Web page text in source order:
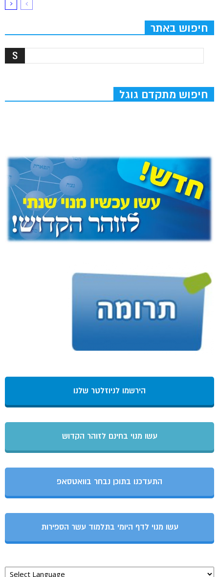
חיפוש באתר
חיפוש מתקדם גוגל
הירשמו לניוזלטר שלנו
עשו מנוי בחינם לזוהר הקדוש
התעדכנו בתוכן נבחר בוואטסאפ
עשו מנוי לדף היומי בתלמוד עשר הספירות